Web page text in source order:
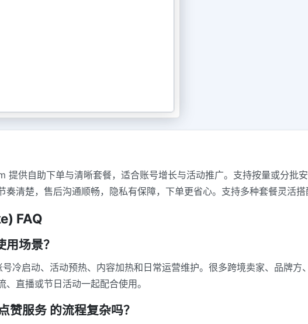
提供自助下单与清晰套餐，适合账号增长与活动推广。支持按量或分批
奏清楚，售后沟通顺畅，隐私有保障，下单更省心。支持多种套餐灵活搭
FAQ
场景？
冷启动、活动预热、内容加热和日常运营维护。很多跨境卖家、品牌
直播或节日活动一起配合使用。
服务 的流程复杂吗？